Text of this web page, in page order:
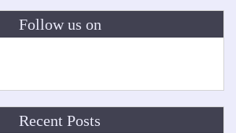
Follow us on
Channel
Recent Posts